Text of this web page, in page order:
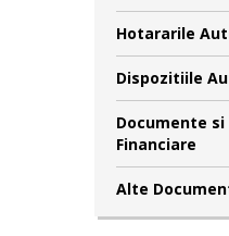
Hotararile
Dispozitiile
Documente
Financiare
Alte